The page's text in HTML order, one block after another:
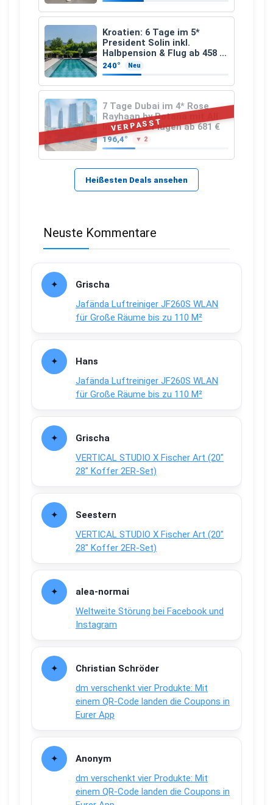
Kroatien: 6 Tage im 5*
President Solin inkl.
Halbpension & Flug ab 458 €
pro Person
240° Neu
VERPASST
7 Tage Dubai im 4* Rose
Rayhaan by Rotana mit All
Inclusive & Flügen ab 681 €
196,4° ▼ 2
Heißesten Deals ansehen
Neuste Kommentare
Grischa
Jafända Luftreiniger JF260S WLAN
für Große Räume bis zu 110 M²
Hans
Jafända Luftreiniger JF260S WLAN
für Große Räume bis zu 110 M²
Grischa
VERTICAL STUDIO X Fischer Art (20″
28″ Koffer 2ER-Set)
Seestern
VERTICAL STUDIO X Fischer Art (20″
28″ Koffer 2ER-Set)
alea-normai
Weltweite Störung bei Facebook und
Instagram
Christian Schröder
dm verschenkt vier Produkte: Mit
einem QR-Code landen die Coupons in
Eurer App
Anonym
dm verschenkt vier Produkte: Mit
einem QR-Code landen die Coupons in